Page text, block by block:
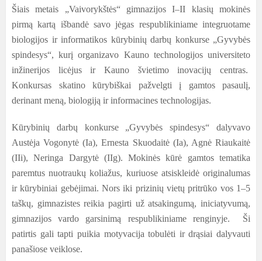
Šiais metais „Vaivorykštės“ gimnazijos I–II klasių mokinės
pirmą kartą išbandė savo jėgas respublikiniame integruotame
biologijos ir informatikos kūrybinių darbų konkurse „Gyvybės
spindesys“, kurį organizavo Kauno technologijos universiteto
inžinerijos licėjus ir Kauno švietimo inovacijų centras.
Konkursas skatino kūrybiškai pažvelgti į gamtos pasaulį,
derinant meną, biologiją ir informacines technologijas.
Kūrybinių darbų konkurse „Gyvybės spindesys“ dalyvavo
Austėja Vogonytė (Ia), Ernesta Skuodaitė (Ia), Agnė Riaukaitė
(IIi), Neringa Dargytė (IIg). Mokinės kūrė gamtos tematika
paremtus nuotraukų koliažus, kuriuose atsiskleidė originalumas
ir kūrybiniai gebėjimai. Nors iki prizinių vietų pritrūko vos 1–5
taškų, gimnazistes reikia pagirti už atsakingumą, iniciatyvumą,
gimnazijos vardo garsinimą respublikiniame renginyje. Ši
patirtis gali tapti puikia motyvacija tobulėti ir drąsiai dalyvauti
panašiose veiklose.